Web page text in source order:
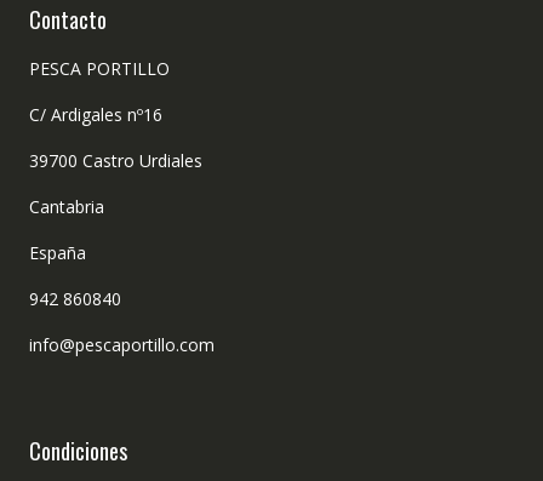
Contacto
PESCA PORTILLO
C/ Ardigales nº16
39700 Castro Urdiales
Cantabria
España
942 860840
info@pescaportillo.com
Condiciones